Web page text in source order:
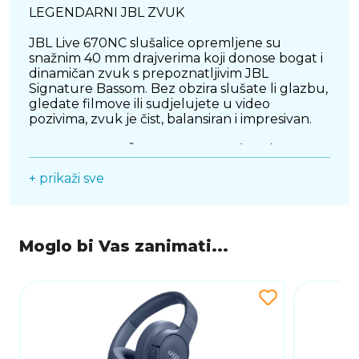
LEGENDARNI JBL ZVUK
JBL Live 670NC slušalice opremljene su
snažnim 40 mm drajverima koji donose bogat i
dinamičan zvuk s prepoznatljivim JBL
Signature Bassom. Bez obzira slušate li glazbu,
gledate filmove ili sudjelujete u video
pozivima, zvuk je čist, balansiran i impresivan.
Zahvaljujući funkciji aktivnog poništavanja
okruženja, poput javnog prijevoza, ureda ili
ulice.
AMBIENT AWARE I TALKTHRU TEHNOLOGIJE
Slušalice dolaze s Ambient Aware
tehnologijom, koja vam omogućuje
propuštanje vanjskih zvukova kad želite ostati
+ prikaži sve
Moglo bi Vas zanimati...